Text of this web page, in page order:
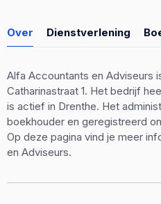
Over Dienstverlening
Alfa Accountants en Adviseurs
Catharinastraat 1. Het bedrijf
is actief in Drenthe. Het
boekhouder en geregistreerd
Op deze pagina vind je meer
en Adviseurs.